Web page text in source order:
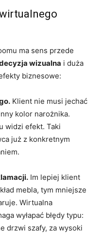
ma sens przede
wizualna i duża
biznesowe:
Klient nie musi jechać
kolor narożnika.
widzi efekt. Taki
już z konkretnym
Im lepiej klient
mebla, tym mniejsze
Wirtualna
wyłapać błędy typu:
drzwi szafy, za wysoki